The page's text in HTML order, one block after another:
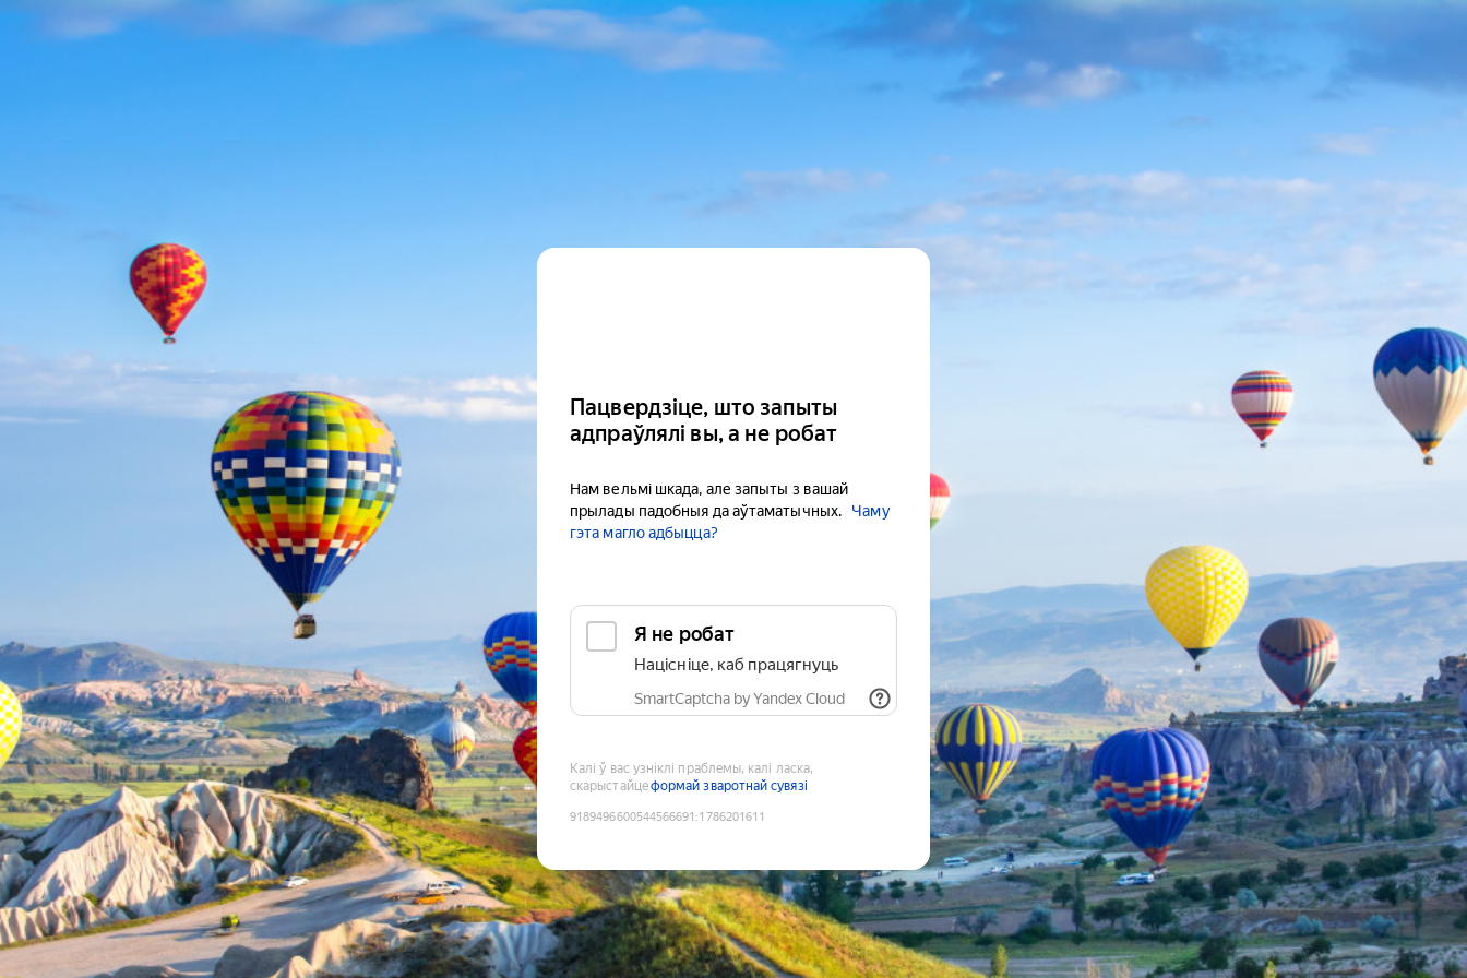
Пацвердзіце, што запыты
адпраўлялі вы, а не робат
Нам вельмі шкада, але запыты з вашай
прылады падобныя да аўтаматычных.
Чаму
гэта магло адбыцца?
Я не робат
Націсніце, каб працягнуць
SmartCaptcha by Yandex Cloud
Калі ў вас узніклі праблемы, калі ласка,
скарыстайцеформай зваротнай сувязі
9189496600544566691 :1786201611